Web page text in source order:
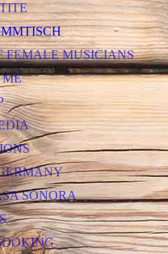
FEMALE MUSICIANS
SONORA